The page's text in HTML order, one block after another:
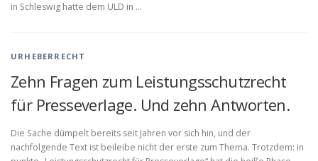
in Schleswig hatte dem ULD in …
URHEBERRECHT
Zehn Fragen zum Leistungsschutzrecht
für Presseverlage. Und zehn Antworten.
Die Sache dümpelt bereits seit Jahren vor sich hin, und der
nachfolgende Text ist beileibe nicht der erste zum Thema. Trotzdem: in